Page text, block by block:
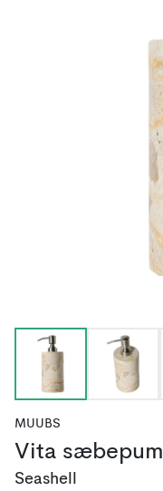
MUUBS
Vita
Seashell